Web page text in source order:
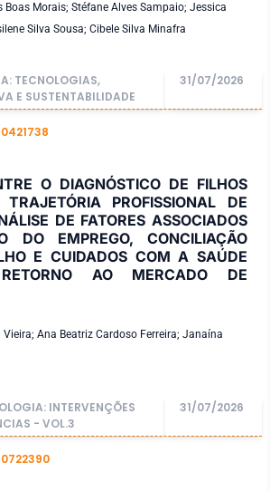
Boas Morais; Stéfane Alves Sampaio; Jessica
Silva Sousa; Cibele Silva Minafra
TECNOLOGIAS,
E SUSTENTABILIDADE
31/07/2026
O DIAGNÓSTICO DE FILHOS
PROFISSIONAL DE
DE FATORES ASSOCIADOS
DO EMPREGO, CONCILIAÇÃO
E CUIDADOS COM A SAÚDE
AO MERCADO DE
Ana Beatriz Cardoso Ferreira; Janaína
INTERVENÇÕES
- VOL.3
31/07/2026